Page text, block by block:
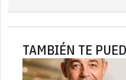
TAMBIÉN TE